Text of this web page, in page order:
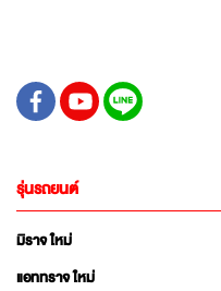
รุ่นรถยนต์
มิราจ ใหม่
แอททราจ ใหม่